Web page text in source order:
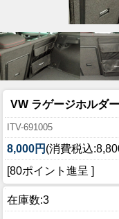
VW ラゲージホルダー
ITV-691005
8,000円 (消費税込
[80ポイント進呈 ]
在庫数:3